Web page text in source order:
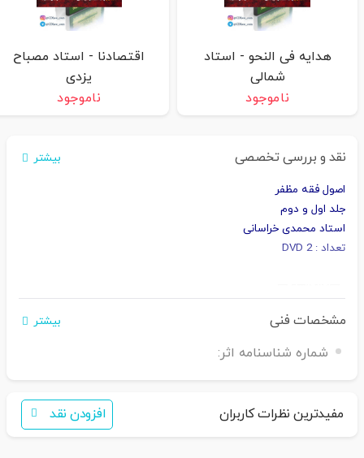
هدایه فی النحو - استاد
شمالی
ناموجود
اقتصادنا - استاد مصباح
یزدی
ناموجود
نقد و بررسی تخصصی بیشتر
اصول فقه مظفر
جلد اول و دوم
استاد محمدی خراسانی
تعداد : 2 DVD
اگر برای خرید تمایل به عضویت در سایت ندارید،
مشخصات فنی بیشتر
شماره شناسنامه اثر:
مفیدترین نظرات کاربران افزودن نقد